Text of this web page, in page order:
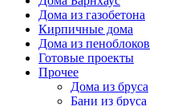
Дома из газобетона
Кирпичные дома
Дома из пеноблоков
Готовые проекты
Прочее
Дома из бруса
Бани из бруса